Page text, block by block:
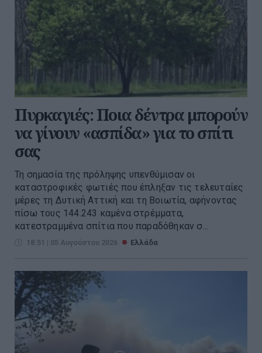
Πυρκαγιές: Ποια δέντρα μπορούν
να γίνουν «ασπίδα» για το σπίτι
σας
Τη σημασία της πρόληψης υπενθύμισαν οι
καταστροφικές φωτιές που έπληξαν τις τελευταίες
μέρες τη Δυτική Αττική και τη Βοιωτία, αφήνοντας
πίσω τους 144.243 καμένα στρέμματα,
κατεστραμμένα σπίτια που παραδόθηκαν σ...
18:51 | 05 Αυγούστου 2026 Ελλάδα